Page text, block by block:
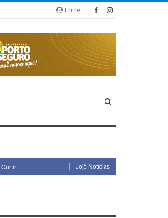
Entre
Curtir Jojô Notícias